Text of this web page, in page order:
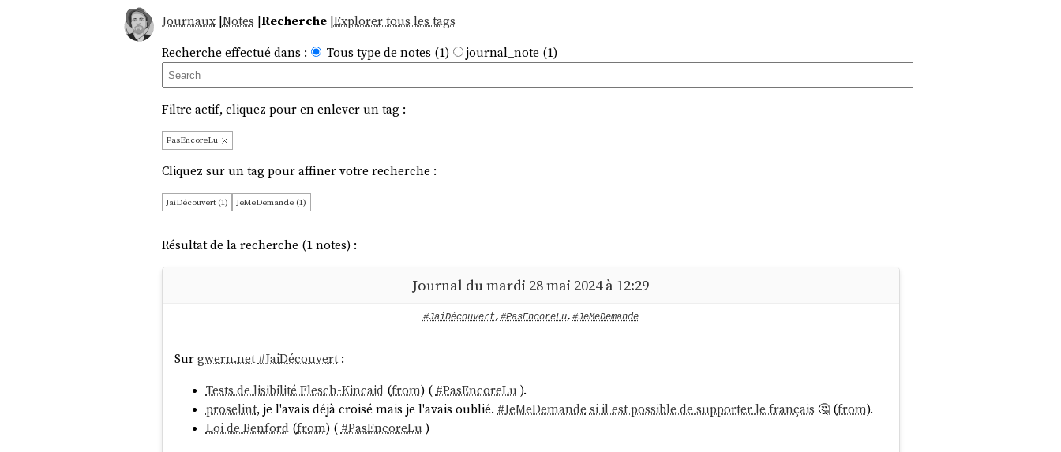
Journaux|Notes |Recherche|Explorer tous les tags
Recherche effectué dans :
Tous type de notes (1) journal_note (1)
Filtre actif, cliquez pour en enlever un tag :
PasEncoreLu
Cliquez sur un tag pour affiner votre recherche :
JaiDécouvert (1) JeMeDemande (1)
Résultat de la recherche (1 notes) :
Journal du mardi 28 mai 2024 à 12:29
#JaiDécouvert, #PasEncoreLu, #JeMeDemande
Surgwern.net#JaiDécouvert:
Tests de lisibilité Flesch-Kincaid(from) ( #PasEncoreLu ).
proselint, je l'avais déjà croisé mais je l'avais oublié. #JeMeDemande si il est possible de supporter le français 🤔 (from).
Loi de Benford(from) ( #PasEncoreLu )